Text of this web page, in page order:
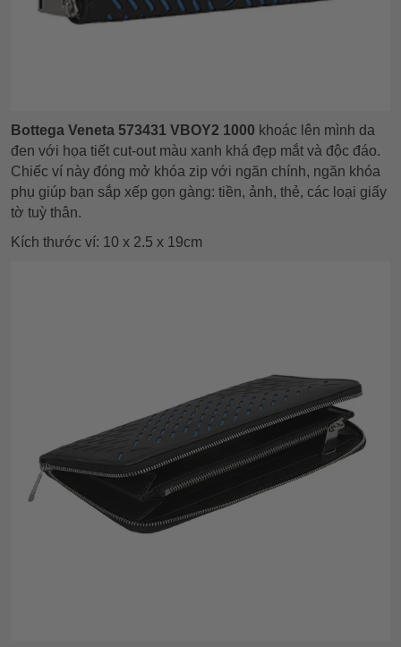
Bottega Veneta 573431 VBOY2 1000 khoác lên mình da
đen với họa tiết cut-out màu xanh khá đẹp mắt và độc đáo.
Chiếc ví này đóng mở khóa zip với ngăn chính, ngăn khóa
phụ giúp bạn sắp xếp gọn gàng: tiền, ảnh, thẻ, các loại giấy
tờ tuỳ thân.
Kích thước ví: 10 x 2.5 x 19cm